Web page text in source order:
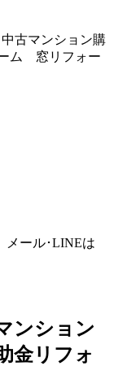
古マンション購
ム 窓リフォー
ール･LINEは
ンション
金リフォ